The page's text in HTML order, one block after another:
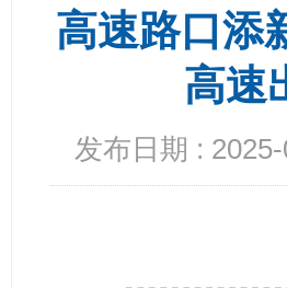
高速路口添
高速
发布日期 :